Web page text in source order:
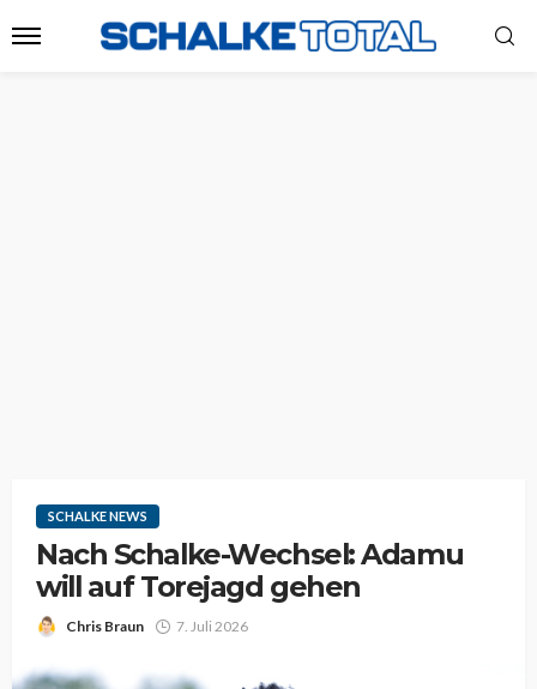
SCHALKE NEWS
Nach Schalke-Wechsel: Adamu
will auf Torejagd gehen
Chris Braun 7. Juli 2026